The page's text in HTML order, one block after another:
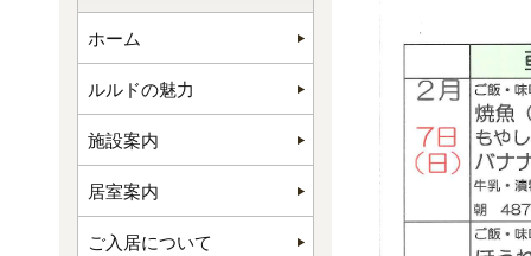
ホーム
ルルドの魅力
施設案内
居室案内
ご入居について